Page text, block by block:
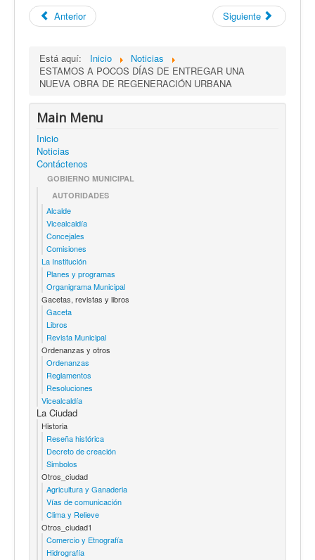
Anterior Siguiente
Está aquí: Inicio
Noticias
ESTAMOS A POCOS DÍAS DE ENTREGAR UNA
NUEVA OBRA DE REGENERACIÓN URBANA
Main Menu
Inicio
Noticias
Contáctenos
GOBIERNO MUNICIPAL
AUTORIDADES
Alcalde
Vicealcaldía
Concejales
Comisiones
La Institución
Planes y programas
Organigrama Municipal
Gacetas, revistas y libros
Gaceta
Libros
Revista Municipal
Ordenanzas y otros
Ordenanzas
Reglamentos
Resoluciones
Vicealcaldía
La Ciudad
Historia
Reseña histórica
Decreto de creación
Simbolos
Otros_ciudad
Agricultura y Ganaderia
Vías de comunicación
Clima y Relieve
Otros_ciudad1
Comercio y Etnografía
Hidrografía